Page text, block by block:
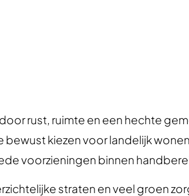
rust, ruimte en een hechte
kiezen voor landelijk
voorzieningen binnen
straten en veel groen